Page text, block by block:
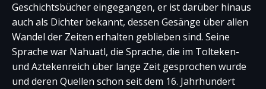
Geschichtsbücher eingegangen, er ist darüber hinaus
auch als Dichter bekannt, dessen Gesänge über allen
Wandel der Zeiten erhalten geblieben sind. Seine
Sprache war Nahuatl, die Sprache, die im Tolteken-
und Aztekenreich über lange Zeit gesprochen wurde
und deren Quellen schon seit dem 16. Jahrhundert